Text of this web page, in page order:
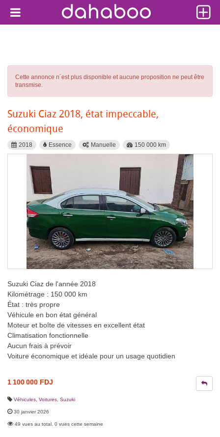
Cette annonce n´est plus disponible et aucune proposition ne peut être
transmise.
Suzuki Ciaz 2018, état impeccable,
économique
2018 Essence Manuelle 150 000 km
Suzuki Ciaz de l'année 2018
Kilométrage : 150 000 km
État : très propre
Véhicule en bon état général
Moteur et boîte de vitesses en excellent état
Climatisation fonctionnelle
Aucun frais à prévoir
Voiture économique et idéale pour un usage quotidien
1 100 000 FDJ
Véhicules Voitures Suzuki
30 janvier 2026
49 vues au total, 0 vues cette semaine